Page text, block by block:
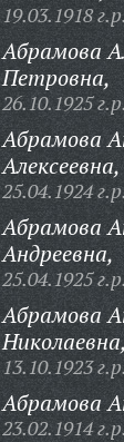
19.03.1918 г.р.
Абрамова
Петровна,
26.10.1925 г.р.
Абрамова
Алексеевна,
25.04.1924 г.р.
Абрамова
Андреевна,
25.04.1925
Абрамова
Николаевна,
13.10.1923 г.р.
Абрамова
23.02.1914 г.р.